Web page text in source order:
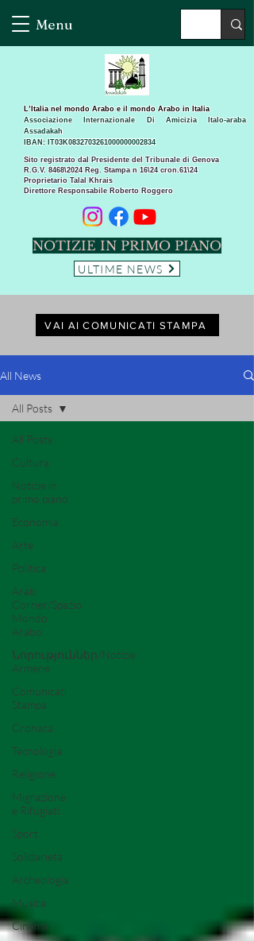
Menu
Sito registrato dal Presidente del Tribunale di Genova
R.G.V. 8468\2024 Reg. Stampa n 16\24 cron.61\24 ​
Proprietario Talal Khrais
Direttore Responsabile Roberto Roggero
L’Italia nel mondo Arabo e il mondo Arabo in Italia
Associazione Internazionale Di Amicizia Italo-araba
Assadakah
IBAN: IT03K0832703261000000002834
NOTIZIE IN PRIMO PIANO
ULTIME NEWS
VAI AI COMUNICATI STAMPA
All News
All Posts
Cultura
Notizie in
primo piano
Economia
Arte
Politica
Arab
Corner/Spazio
Mondo
Arabo
Նորություններ/Notizie
Armene
Comunicati
Stampa
Cronaca
Tecnologia
Religione
Migrazione
e Rifugiati
Sport
Solidarietà
Archeologia
Musica
Cinema
All Posts